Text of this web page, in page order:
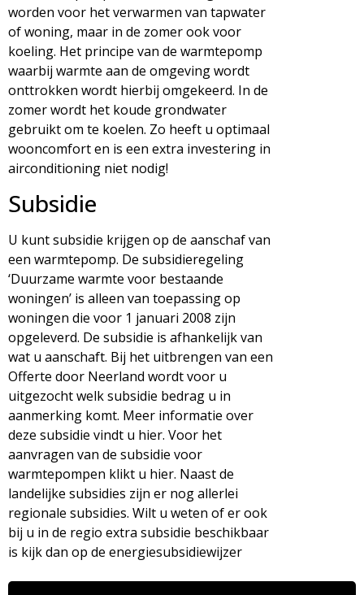
worden voor het verwarmen van tapwater
of woning, maar in de zomer ook voor
koeling. Het principe van de warmtepomp
waarbij warmte aan de omgeving wordt
onttrokken wordt hierbij omgekeerd. In de
zomer wordt het koude grondwater
gebruikt om te koelen. Zo heeft u optimaal
wooncomfort en is een extra investering in
airconditioning niet nodig!
Subsidie
U kunt subsidie krijgen op de aanschaf van
een warmtepomp. De subsidieregeling
‘Duurzame warmte voor bestaande
woningen’ is alleen van toepassing op
woningen die voor 1 januari 2008 zijn
opgeleverd. De subsidie is afhankelijk van
wat u aanschaft. Bij het uitbrengen van een
Offerte door Neerland wordt voor u
uitgezocht welk subsidie bedrag u in
aanmerking komt. Meer informatie over
deze subsidie vindt u hier. Voor het
aanvragen van de subsidie voor
warmtepompen klikt u hier. Naast de
landelijke subsidies zijn er nog allerlei
regionale subsidies. Wilt u weten of er ook
bij u in de regio extra subsidie beschikbaar
is kijk dan op de energiesubsidiewijzer